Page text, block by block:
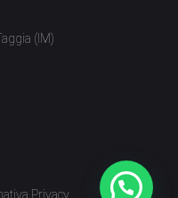
(IM)
Privacy